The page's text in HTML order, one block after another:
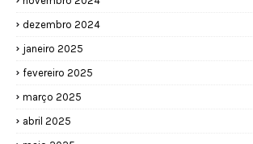
dezembro 2024
janeiro 2025
fevereiro 2025
março 2025
abril 2025